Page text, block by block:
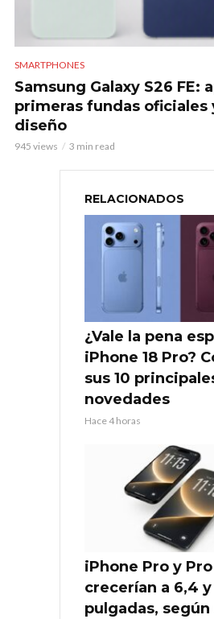
SMARTPHONES
Samsung Galaxy S26 FE:
primeras fundas oficiales
diseño
945 views 3 min read
RELACIONADOS
¿Vale la pena
iPhone 18 Pro?
sus 10
novedades
Hace 4 horas
iPhone Pro y
crecerían a 6,4 y
pulgadas, según